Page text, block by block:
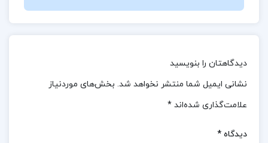
توانسته است تصویر دقیقی از چالش‌های موجود در
سیستم‌های آموزشی ارائه دهد و برای هر یک از این
غلامرضا شمس:
نظرات مثبتی از کاربران دریافت کرده است.این کتاب به
دیدگاهتان را بنویسید
نشانی ایمیل شما منتشر نخواهد شد. بخش‌های موردنیاز
علامت‌گذاری شده‌اند *
دیدگاه *